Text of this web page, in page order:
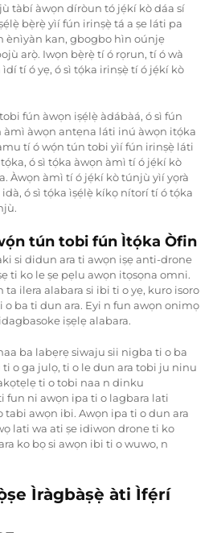
tàbí àwọn díròun tó jẹ́kí kò dáa sí
bẹ̀rẹ̀ yìí fún irinṣẹ̀ tá a ṣe láti pa
ènìyàn kan, gbogbo hìn oúnjẹ
arọ̀. Iwọn bẹ̀rẹ̀ tí ó rọrun, tí ó wà
tí ó yẹ, ó sì tọ́ka irinṣẹ̀ tí ó jẹ́kí kò
fún àwọn iṣẹ́lẹ̀ àdábàá, ó sì fún
àmì àwọn antẹna láti inú àwọn itọ́ka
tí ó wọ́n tún tobi yìí fún irinṣẹ̀ láti
ó sì tọ́ka àwọn àmì tí ó jẹ́kí kò
Àwọn àmì tí ó jẹ́kí kò túnjù yìí yọrà
ó sì tọ́ka ìṣẹ́lẹ̀ kíkọ nítorí tí ó tọ́ka
tún tobi fún Ìtọ́ka Òfin
si didun ara ti awọn iṣẹ anti-drone
ti ko le ṣe pẹlu awọn itọsọna omni.
ilera alabara si ibi ti o yẹ, kuro isoro
o ba ti dun ara. Eyi n fun awọn onimọ
iṣẹlẹ alabara.
ba labẹrẹ siwaju sii nigba ti o ba
o ga julọ, ti o le dun ara tobi ju ninu
ti o tobi naa n dinku
ni awọn ipa ti o lagbara lati
tabi awọn ibi. Awọn ipa ti o dun ara
lati wa ati ṣe idiwon drone ti ko
ko bọ si awọn ibi ti o wuwo, n
Ìràgbàṣẹ̀ àti Ìfẹ́rí